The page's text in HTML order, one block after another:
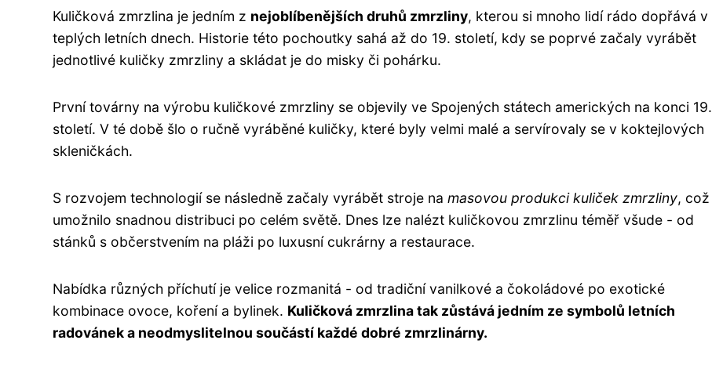
Kuličková zmrzlina je jedním z nejoblíbenějších druhů zmrzliny, kterou si mnoho lidí rádo dopřává v
teplých letních dnech. Historie této pochoutky sahá až do 19. století, kdy se poprvé začaly vyrábět
jednotlivé kuličky zmrzliny a skládat je do misky či pohárku.
První továrny na výrobu kuličkové zmrzliny se objevily ve Spojených státech amerických na konci 19.
století. V té době šlo o ručně vyráběné kuličky, které byly velmi malé a servírovaly se v koktejlových
skleničkách.
S rozvojem technologií se následně začaly vyrábět stroje na masovou produkci kuliček zmrzliny, což
umožnilo snadnou distribuci po celém světě. Dnes lze nalézt kuličkovou zmrzlinu téměř všude - od
stánků s občerstvením na pláži po luxusní cukrárny a restaurace.
Nabídka různých příchutí je velice rozmanitá - od tradiční vanilkové a čokoládové po exotické
kombinace ovoce, koření a bylinek. Kuličková zmrzlina tak zůstává jedním ze symbolů letních
radovánek a neodmyslitelnou součástí každé dobré zmrzlinárny.